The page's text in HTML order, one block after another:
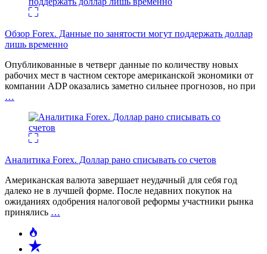
Обзор Forex. Данные по занятости могут поддержать доллар
лишь временно
Опубликованные в четверг данные по количеству новых
рабочих мест в частном секторе американской экономики от
компании ADP оказались заметно сильнее прогнозов, но при
…
Аналитика Forex. Доллар рано списывать со счетов
Американская валюта завершает неудачный для себя год
далеко не в лучшей форме. После недавних покупок на
ожиданиях одобрения налоговой реформы участники рынка
принялись …